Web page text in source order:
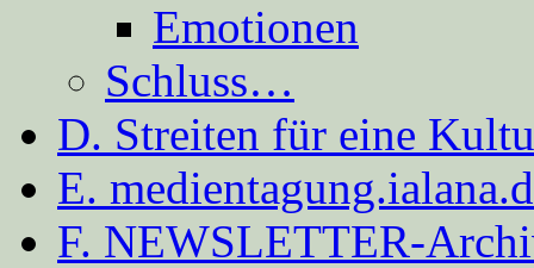
Emotionen
Schluss…
D. Streiten für eine
E.
F. NEWSLETTER-